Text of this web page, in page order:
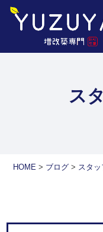
ス
HOME> ブログ> スタ